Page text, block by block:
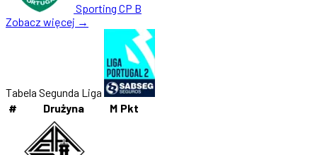
Sporting CP B
Zobacz więcej →
Tabela Segunda Liga
#
Drużyna M Pkt